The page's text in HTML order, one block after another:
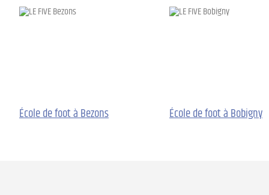
École de foot à Bezons École de foot à Bobigny